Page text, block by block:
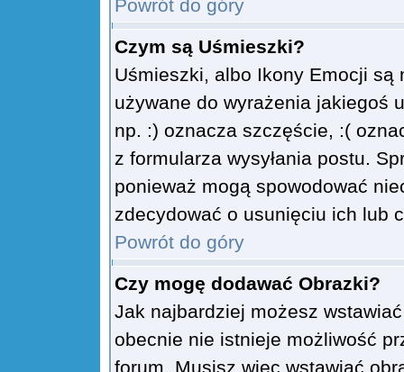
Powrót do góry
Czym są Uśmieszki?
Uśmieszki, albo Ikony Emocji są
używane do wyrażenia jakiegoś
np. :) oznacza szczęście, :(
z formularza wysyłania postu.
ponieważ mogą spowodować
zdecydować o usunięciu ich lub
Powrót do góry
Czy mogę dodawać Obrazki?
Jak najbardziej możesz
obecnie nie istnieje możliwość
forum. Musisz więc wstawiać